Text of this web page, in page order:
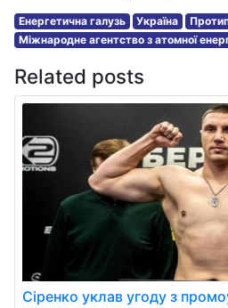
Енергетична галузь Україна
Міжнародне агентство з атомної
Related posts
Сіренко уклав угоду з